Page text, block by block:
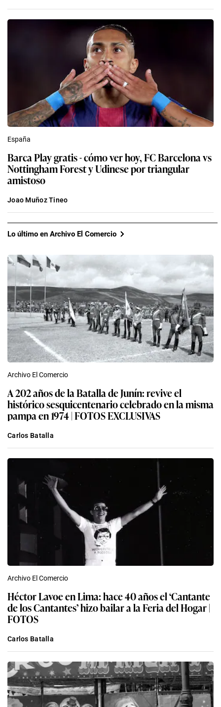
España
Barca Play gratis - cómo ver hoy, FC Barcelona vs
Nottingham Forest y Udinese por triangular
amistoso
Joao Muñoz Tineo
Lo último en Archivo El Comercio
Archivo El Comercio
A 202 años de la Batalla de Junín: revive el
histórico sesquicentenario celebrado en la misma
pampa en 1974 | FOTOS EXCLUSIVAS
Carlos Batalla
Archivo El Comercio
Héctor Lavoe en Lima: hace 40 años el ‘Cantante
de los Cantantes’ hizo bailar a la Feria del Hogar |
FOTOS
Carlos Batalla